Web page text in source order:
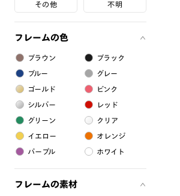
その他 不明
フレームの色
ブラウン ブラック
ブルー グレー
ゴールド ピンク
シルバー レッド
グリーン クリア
イエロー オレンジ
パープル ホワイト
フレームの素材